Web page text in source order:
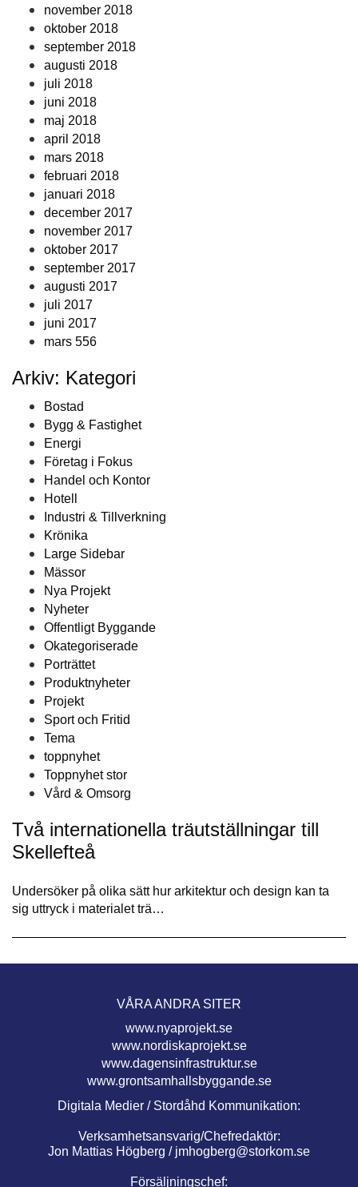
november 2018
oktober 2018
september 2018
augusti 2018
juli 2018
juni 2018
maj 2018
april 2018
mars 2018
februari 2018
januari 2018
december 2017
november 2017
oktober 2017
september 2017
augusti 2017
juli 2017
juni 2017
mars 556
Arkiv: Kategori
Bostad
Bygg & Fastighet
Energi
Företag i Fokus
Handel och Kontor
Hotell
Industri & Tillverkning
Krönika
Large Sidebar
Mässor
Nya Projekt
Nyheter
Offentligt Byggande
Okategoriserade
Porträttet
Produktnyheter
Projekt
Sport och Fritid
Tema
toppnyhet
Toppnyhet stor
Vård & Omsorg
Två internationella träutställningar till
Skellefteå
Undersöker på olika sätt hur arkitektur och design kan ta
sig uttryck i materialet trä…
VÅRA ANDRA SITER
www.nyaprojekt.se
www.nordiskaprojekt.se
www.dagensinfrastruktur.se
www.grontsamhallsbyggande.se
Digitala Medier / Stordåhd Kommunikation:
Verksamhetsansvarig/Chefredaktör:
Jon Mattias Högberg / jmhogberg@storkom.se
Försäljningschef: